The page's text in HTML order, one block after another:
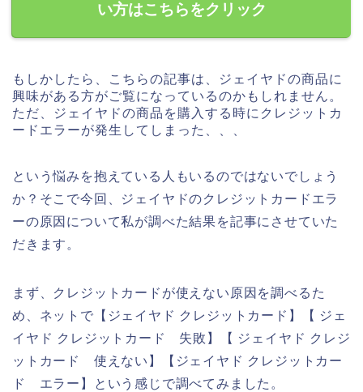
い方はこちらをクリック
もしかしたら、こちらの記事は、ジェイヤドの商品に
興味がある方がご覧になっているのかもしれません。
ただ、ジェイヤドの商品を購入する時にクレジットカ
ードエラーが発生してしまった、、、
という悩みを抱えている人もいるのではないでしょう
か？そこで今回、ジェイヤドのクレジットカードエラ
ーの原因について私が調べた結果を記事にさせていた
だきます。
まず、クレジットカードが使えない原因を調べるた
め、ネットで【ジェイヤド クレジットカード】【 ジェ
イヤド クレジットカード 失敗】【 ジェイヤド クレジ
ットカード 使えない】【ジェイヤド クレジットカー
ド エラー】という感じで調べてみました。